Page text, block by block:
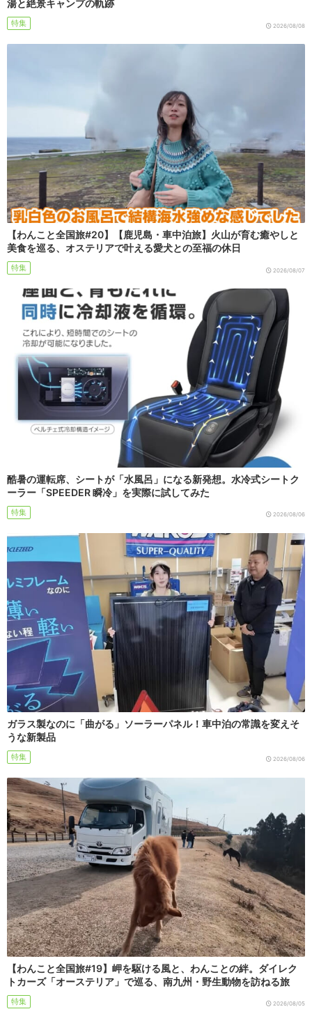
湯と絶景キャンプの軌跡
特集 2026/08/08
【わんこと全国旅#20】【鹿児島・車中泊旅】火山が育む癒やしと
美食を巡る、オステリアで叶える愛犬との至福の休日
特集 2026/08/07
酷暑の運転席、シートが「水風呂」になる新発想。水冷式シートク
ーラー「SPEEDER 瞬冷」を実際に試してみた
特集 2026/08/06
ガラス製なのに「曲がる」ソーラーパネル！車中泊の常識を変えそ
うな新製品
特集 2026/08/06
【わんこと全国旅#19】岬を駆ける風と、わんことの絆。ダイレク
トカーズ「オーステリア」で巡る、南九州・野生動物を訪ねる旅
特集 2026/08/05